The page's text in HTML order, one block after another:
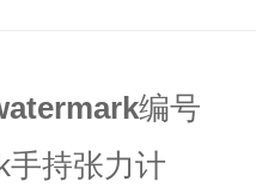
编号
手持张力计